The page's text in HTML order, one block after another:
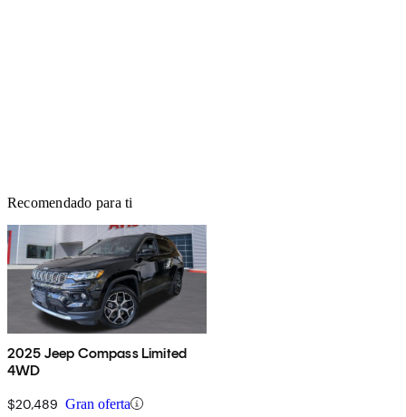
Recomendado para ti
2025 Jeep Compass Limited
4WD
$20,489 Gran oferta